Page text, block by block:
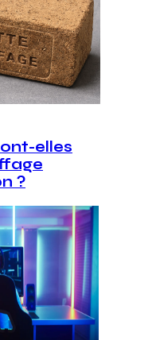
elles
?